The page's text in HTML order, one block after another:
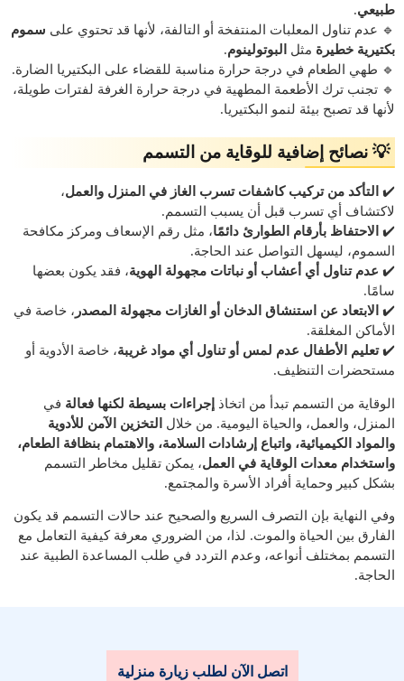
طبيعي.
🔹 عدم تناول المعلبات المنتفخة أو التالفة، لأنها قد تحتوي على سموم
بكتيرية خطيرة مثل البوتولينوم.
🔹 طهي الطعام في درجة حرارة مناسبة للقضاء على البكتيريا الضارة.
🔹 تجنب ترك الأطعمة المطهية في درجة حرارة الغرفة لفترات طويلة،
لأنها قد تصبح بيئة لنمو البكتيريا.
💡 نصائح إضافية للوقاية من التسمم
✔️ التأكد من تركيب كاشفات تسرب الغاز في المنزل والعمل،
لاكتشاف أي تسرب قبل أن يسبب التسمم.
✔️ الاحتفاظ بأرقام الطوارئ دائمًا، مثل رقم الإسعاف ومركز مكافحة
السموم، ليسهل التواصل عند الحاجة.
✔️ عدم تناول أي أعشاب أو نباتات مجهولة الهوية، فقد يكون بعضها
سامًا.
✔️ الابتعاد عن استنشاق الدخان أو الغازات مجهولة المصدر ، خاصة في
الأماكن المغلقة.
✔️تعليم الأطفال عدم لمس أو تناول أي مواد غريبة، خاصة الأدوية أو
مستحضرات التنظيف.
الوقاية من التسمم تبدأ من اتخاذ إجراءات بسيطة لكنها فعالة في
المنزل، والعمل، والحياة اليومية. من خلال
التخزين الآمن للأدوية
والمواد الكيميائية، واتباع إرشادات السلامة، والاهتمام بنظافة الطعام،
واستخدام معدات الوقاية في العمل، يمكن تقليل مخاطر التسمم
بشكل كبير وحماية أفراد الأسرة والمجتمع.
وفي النهاية بإن التصرف السريع والصحيح عند حالات التسمم قد يكون
الفارق بين الحياة والموت. لذا، من الضروري معرفة كيفية التعامل مع
التسمم بمختلف أنواعه، وعدم التردد في طلب المساعدة الطبية عند
الحاجة.
اتصل الآن لطلب زيارة منزلية